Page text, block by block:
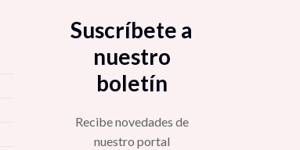
Suscríbete a
nuestro
boletín
Recibe novedades de
nuestro portal